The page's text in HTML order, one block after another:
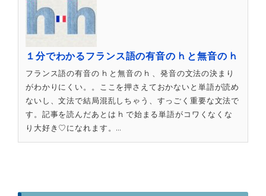
１分でわかるフランス語の有音の h と無音の h
フランス語の有音の h と無音の h 、発音の文法の決まり
がわかりにくい。。ここを押さえておかないと単語が読め
ないし、文法で結局混乱しちゃう、すっごく重要な文法で
す。記事を読んだあとは h で始まる単語がコワくなくな
り大好き♡になれます。…